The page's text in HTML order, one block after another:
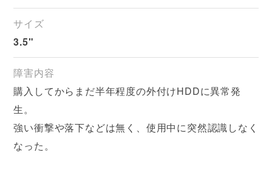
サイズ
3.5"
障害内容
購入してからまだ半年程度の外付けHDDに異常発
生。
強い衝撃や落下などは無く、使用中に突然認識しなく
なった。